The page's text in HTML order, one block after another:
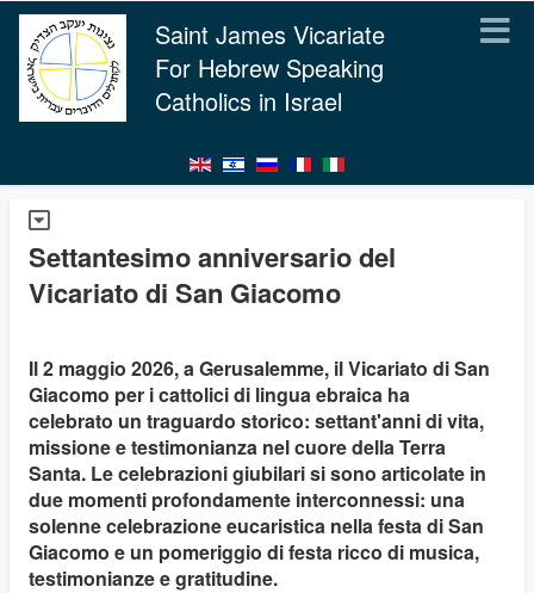
Saint James Vicariate
For Hebrew Speaking
Catholics in Israel
Settantesimo anniversario del
Vicariato di San Giacomo
Il 2 maggio 2026, a Gerusalemme, il Vicariato di San
Giacomo per i cattolici di lingua ebraica ha
celebrato un traguardo storico: settant'anni di vita,
missione e testimonianza nel cuore della Terra
Santa. Le celebrazioni giubilari si sono articolate in
due momenti profondamente interconnessi: una
solenne celebrazione eucaristica nella festa di San
Giacomo e un pomeriggio di festa ricco di musica,
testimonianze e gratitudine.